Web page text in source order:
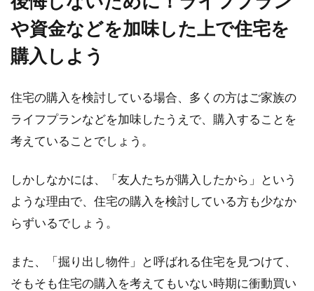
マンションを探している方のなかには、「オー
トロックは必須！」という方もいることでしょ
アパートのガスコンロがつかない！
まずは備え付けか確認
ガスコンロは経年劣化していきますので、急に
つかなくなることも多々あります。賃貸アパー
マンションのバルコニーをおしゃれ
や資金などを加味した上で住宅を
購入しよう
住宅の購入を検討している場合、多くの方はご家族の
ライフプランなどを加味したうえで、購入することを
考えていることでしょう。
しかしなかには、「友人たちが購入したから」という
ような理由で、住宅の購入を検討している方も少なか
らずいるでしょう。
また、「掘り出し物件」と呼ばれる住宅を見つけて、
そもそも住宅の購入を考えてもいない時期に衝動買い